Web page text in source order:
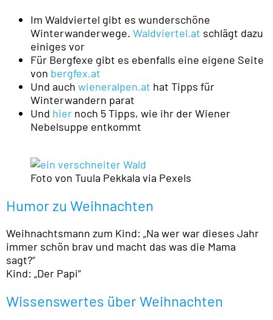
Im Waldviertel gibt es wunderschöne
Winterwanderwege. Waldviertel.at schlägt dazu
einiges vor
Für Bergfexe gibt es ebenfalls eine eigene Seite
von bergfex.at
Und auch wieneralpen.at hat Tipps für
Winterwandern parat
Und hier noch 5 Tipps, wie ihr der Wiener
Nebelsuppe entkommt
Foto von Tuula Pekkala via Pexels
Humor zu Weihnachten
Weihnachtsmann zum Kind: „Na wer war dieses Jahr
immer schön brav und macht das was die Mama
sagt?“
Kind: „Der Papi“
Wissenswertes über Weihnachten